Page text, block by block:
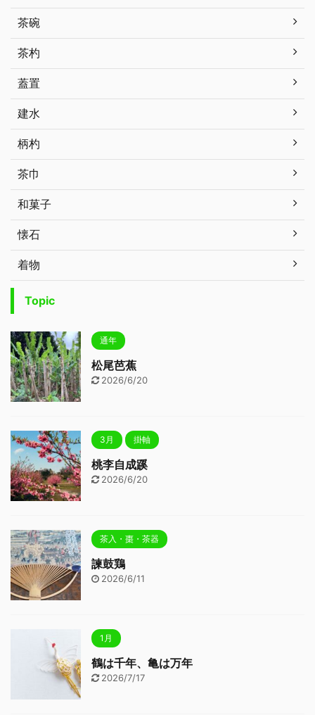
茶碗
茶杓
蓋置
建水
柄杓
茶巾
和菓子
懐石
着物
Topic
通年
松尾芭蕉
2026/6/20
3月 掛軸
桃李自成蹊
2026/6/20
茶入・棗・茶器
諫鼓鶏
2026/6/11
1月
鶴は千年、亀は万年
2026/7/17